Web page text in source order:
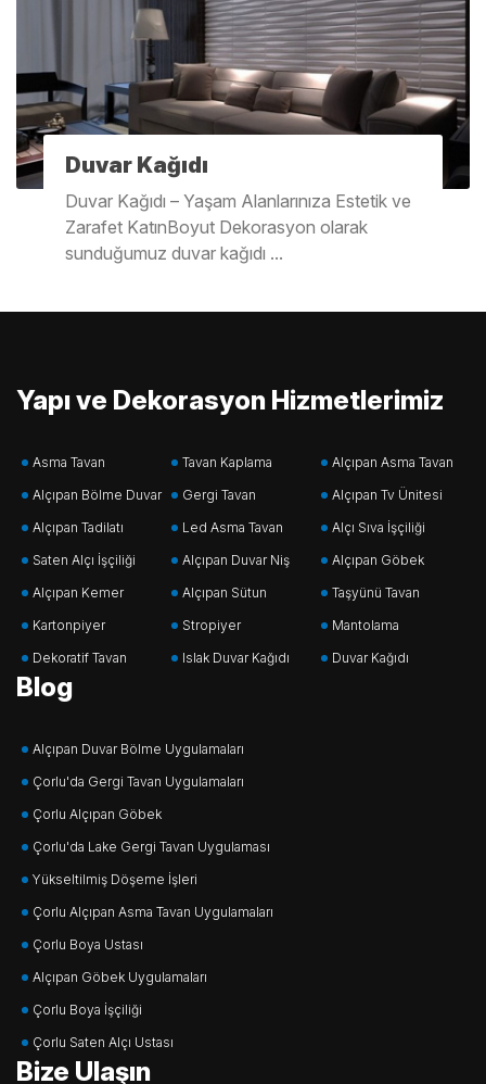
Duvar Kağıdı
Duvar Kağıdı – Yaşam Alanlarınıza Estetik ve
Zarafet KatınBoyut Dekorasyon olarak
sunduğumuz duvar kağıdı ...
Yapı ve Dekorasyon Hizmetlerimiz
Asma Tavan Tavan Kaplama
Alçıpan Asma Tavan
Alçıpan Bölme Duvar
Gergi Tavan
Alçıpan Tv Ünitesi
Alçıpan Tadilatı
Led Asma Tavan
Alçı Sıva İşçiliği
Saten Alçı İşçiliği
Alçıpan Duvar Niş
Alçıpan Göbek
Alçıpan Kemer
Alçıpan Sütun
Taşyünü Tavan
Kartonpiyer
Stropiyer
Mantolama
Dekoratif Tavan
Islak Duvar Kağıdı Duvar Kağıdı
Blog
Alçıpan Duvar Bölme Uygulamaları
Çorlu'da Gergi Tavan Uygulamaları
Çorlu Alçıpan Göbek
Çorlu'da Lake Gergi Tavan Uygulaması
Yükseltilmiş Döşeme İşleri
Çorlu Alçıpan Asma Tavan Uygulamaları
Çorlu Boya Ustası
Alçıpan Göbek Uygulamaları
Çorlu Boya İşçiliği
Çorlu Saten Alçı Ustası
Bize Ulaşın